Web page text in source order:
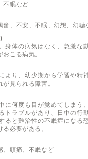
不眠など
奮、不安、不眠、幻想、幻聴
身体の病気はなく、急激な
おこる病気。
より、幼少期から学習や精
見られる障害。
に何度も目が覚めてしまう
トラブルがあり、日中の行
ると難治性の不眠症になる
必要がある。
、頭痛、不眠など